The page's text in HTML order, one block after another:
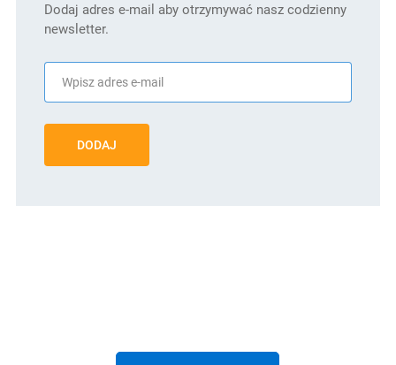
Dodaj adres e-mail aby otrzymywać nasz codzienny
newsletter.
DODAJ